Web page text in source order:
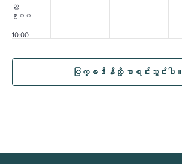
ည
၉း၀၀
10:00
ပြက္ခဒိန်သို့ စာရင်းသွင်းပါ။